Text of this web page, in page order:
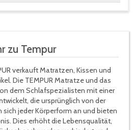
zu Tempur
verkauft Matratzen, Kissen und
Die TEMPUR Matratze und das
dem Schlafspezialisten mit einer
die ursprünglich von der
sich jeder Körperform an und bieten
Dies erhöht die Lebensqualität,